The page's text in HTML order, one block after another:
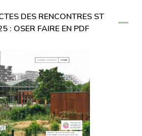
DES RENCONTRES ST
: OSER FAIRE EN PDF